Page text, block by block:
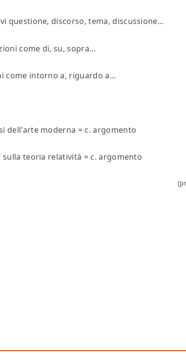
questione, discorso, tema, discussione...
come di, su, sopra...
come intorno a, riguardo a...
dell'arte moderna = c. argomento
sulla teoria relatività = c. argomento